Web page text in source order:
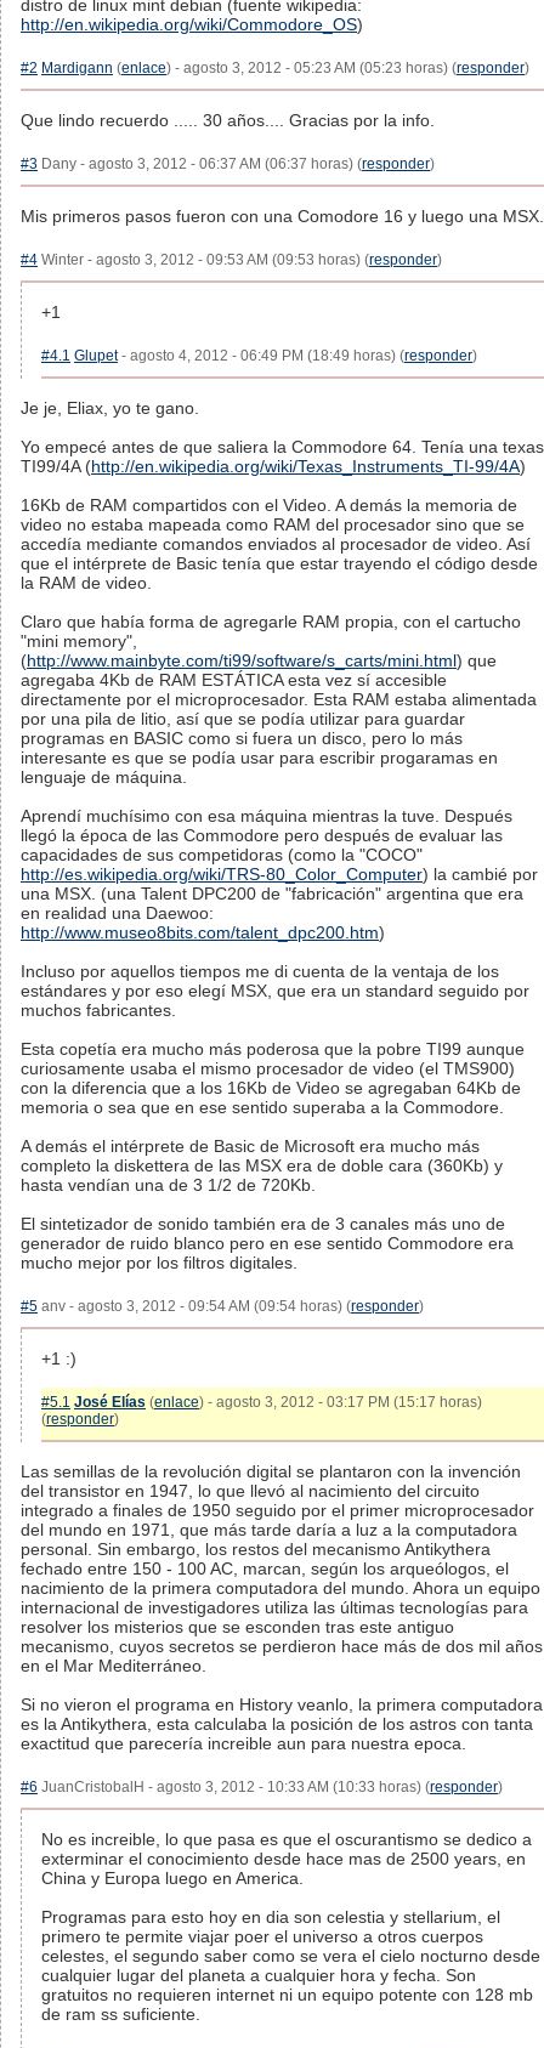
distro de linux mint debian (fuente wikipedia:
http://en.wikipedia.org/wiki/Commodore_OS)
#2 Mardigann (enlace) - agosto 3, 2012 - 05:23 AM (05:23 horas) (responder)
Que lindo recuerdo ..... 30 años.... Gracias por la info.
#3 Dany - agosto 3, 2012 - 06:37 AM (06:37 horas) (responder)
Mis primeros pasos fueron con una Comodore 16 y luego una MSX.
#4 Winter - agosto 3, 2012 - 09:53 AM (09:53 horas) (responder)
+1
#4.1 Glupet- agosto 4, 2012 - 06:49 PM (18:49 horas) (responder)
Je je, Eliax, yo te gano.
Yo empecé antes de que saliera la Commodore 64. Tenía una texas
TI99/4A (http://en.wikipedia.org/wiki/Texas_Instruments_TI-99/4A)
16Kb de RAM compartidos con el Video. A demás la memoria de
video no estaba mapeada como RAM del procesador sino que se
accedía mediante comandos enviados al procesador de video. Así
que el intérprete de Basic tenía que estar trayendo el código desde
la RAM de video.
Claro que había forma de agregarle RAM propia, con el cartucho
"mini memory",
(http://www.mainbyte.com/ti99/software/s_carts/mini.html) que
agregaba 4Kb de RAM ESTÁTICA esta vez sí accesible
directamente por el microprocesador. Esta RAM estaba alimentada
por una pila de litio, así que se podía utilizar para guardar
programas en BASIC como si fuera un disco, pero lo más
interesante es que se podía usar para escribir progaramas en
lenguaje de máquina.
Aprendí muchísimo con esa máquina mientras la tuve. Después
llegó la época de las Commodore pero después de evaluar las
capacidades de sus competidoras (como la "COCO"
http://es.wikipedia.org/wiki/TRS-80_Color_Computer) la cambié por
una MSX. (una Talent DPC200 de "fabricación" argentina que era
en realidad una Daewoo:
http://www.museo8bits.com/talent_dpc200.htm)
Incluso por aquellos tiempos me di cuenta de la ventaja de los
estándares y por eso elegí MSX, que era un standard seguido por
muchos fabricantes.
Esta copetía era mucho más poderosa que la pobre TI99 aunque
curiosamente usaba el mismo procesador de video (el TMS900)
con la diferencia que a los 16Kb de Video se agregaban 64Kb de
memoria o sea que en ese sentido superaba a la Commodore.
A demás el intérprete de Basic de Microsoft era mucho más
completo la diskettera de las MSX era de doble cara (360Kb) y
hasta vendían una de 3 1/2 de 720Kb.
El sintetizador de sonido también era de 3 canales más uno de
generador de ruido blanco pero en ese sentido Commodore era
mucho mejor por los filtros digitales.
#5 anv - agosto 3, 2012 - 09:54 AM (09:54 horas) (responder)
+1 :)
#5.1 José Elías (enlace) - agosto 3, 2012 - 03:17 PM (15:17 horas)
(responder)
Las semillas de la revolución digital se plantaron con la invención
del transistor en 1947, lo que llevó al nacimiento del circuito
integrado a finales de 1950 seguido por el primer microprocesador
del mundo en 1971, que más tarde daría a luz a la computadora
personal. Sin embargo, los restos del mecanismo Antikythera
fechado entre 150 - 100 AC, marcan, según los arqueólogos, el
nacimiento de la primera computadora del mundo. Ahora un equipo
internacional de investigadores utiliza las últimas tecnologías para
resolver los misterios que se esconden tras este antiguo
mecanismo, cuyos secretos se perdieron hace más de dos mil años
en el Mar Mediterráneo.
Si no vieron el programa en History veanlo, la primera computadora
es la Antikythera, esta calculaba la posición de los astros con tanta
exactitud que parecería increible aun para nuestra epoca.
#6 JuanCristobalH - agosto 3, 2012 - 10:33 AM (10:33 horas) (responder)
No es increible, lo que pasa es que el oscurantismo se dedico a
exterminar el conocimiento desde hace mas de 2500 years, en
China y Europa luego en America.
Programas para esto hoy en dia son celestia y stellarium, el
primero te permite viajar poer el universo a otros cuerpos
celestes, el segundo saber como se vera el cielo nocturno desde
cualquier lugar del planeta a cualquier hora y fecha. Son
gratuitos no requieren internet ni un equipo potente con 128 mb
de ram ss suficiente.